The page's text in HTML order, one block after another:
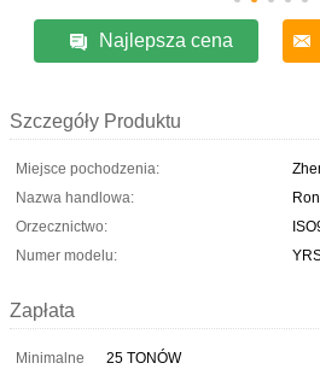
Najlepsza cena
Szczegóły Produktu
Miejsce pochodzenia:
Nazwa handlowa:
Orzecznictwo:
Numer modelu:
Zapłata
Minimalne
25 TONÓW